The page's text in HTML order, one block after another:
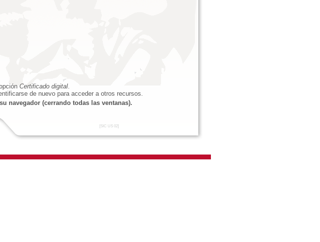
Certificado digital.
de nuevo para acceder a otros recursos.
navegador (cerrando todas las ventanas).
[SIC US 02]